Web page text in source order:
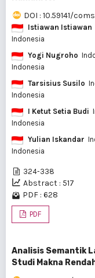
DOI : 10.59141/
Istiawan Istiawan
Indonesia
Yogi Nugroho
Indonesia
Tarsisius Susilo
Indonesia
I Ketut Setia Budi
Indonesia
Yulian Iskandar
Indonesia
324-338
Abstract : 517
PDF : 628
PDF
Analisis Semantik
Studi Makna